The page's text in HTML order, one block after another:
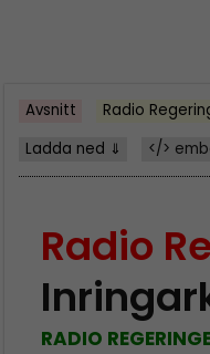
Avsnitt Radio
Ladda ned ⇓
</>
Radio
RADIO